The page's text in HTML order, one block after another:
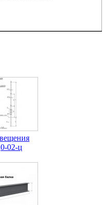
02-ц